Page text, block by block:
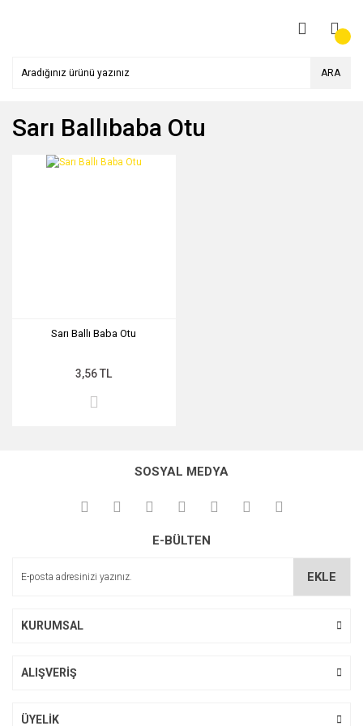
ARA
Sarı Ballıbaba Otu
Sarı Ballı Baba Otu
3,56 TL
SOSYAL MEDYA
E-BÜLTEN
EKLE
KURUMSAL
ALIŞVERİŞ
ÜYELİK